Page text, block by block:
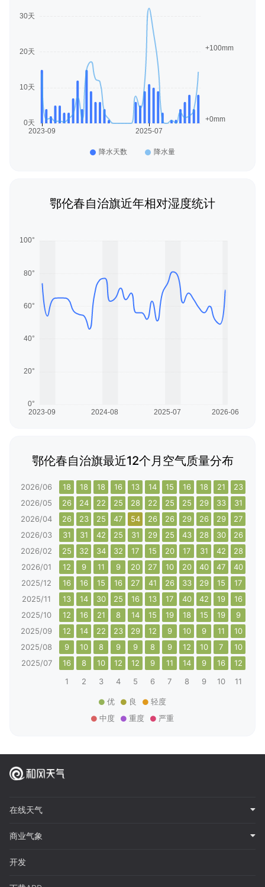
鄂伦春自治旗近年相对湿度统计
鄂伦春自治旗最近12个月空气质量分布
2026/06 18 18 18 16 13 14 15 16 18 21 23
2026/05
26 24 22 25 28 22 25 25 29 33 31
2026/04
26 23 25 47 54 26 26 29 26 29 27
2026/03
31 31 42 25 31 29 25 43 28 30 26
2026/02
25 32 34 32 17 15 20 17 31 42 28
2026/01
12 9 11 9 20 27 10 20 40 47 40
2025/12
16 16 15 16 27 41 26 33 29 15 17
2025/11
13 14 30 25 16 13 17 40 42 19 16
2025/10
12 16 21 8 14 15 19 18 15 19 9
2025/09
12 14 22 23 29 12 9 10 9 11 10
2025/08
9 10 8 9 9 8 9 12 10 7 10
2025/07
16 8 10 12 12 9 11 14 9 16 12
1
2 3 4 5 6 7 8 9 10 11
优 良
轻度
中度
重度 严重
在线天气
商业气象
开发